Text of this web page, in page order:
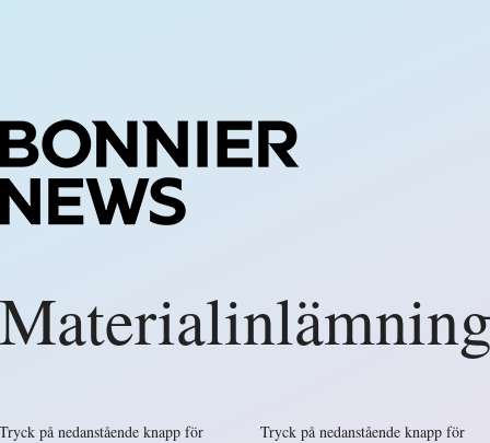
på nedanstående knapp för
Tryck på nedanstående knapp för